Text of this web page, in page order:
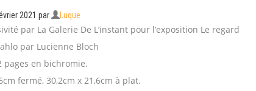
2021 par Luque
par La Galerie De L’instant pour l’exposition Le regard
par Lucienne Bloch
pages en bichromie.
fermé, 30,2cm x 21,6cm à plat.